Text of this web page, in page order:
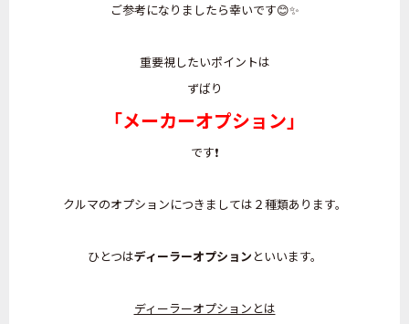
ご参考になりましたら幸いです😊✨
重要視したいポイントは
ずばり
「メーカーオプション」
です❗
クルマのオプションにつきましては２種類あります。
ひとつはディーラーオプション といいます。
ディーラーオプションとは